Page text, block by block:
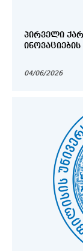
ᲞᲘᲠᲕᲔᲚᲘ
04/06/2026